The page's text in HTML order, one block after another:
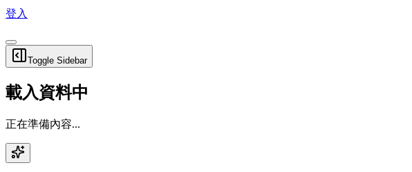
登入
Toggle Sidebar
載入資料中
正在準備內容...